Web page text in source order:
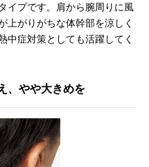
タイプです。肩から腕周りに風
上がりがちな体幹部を涼しく
中症対策としても活躍してく
、やや大きめを